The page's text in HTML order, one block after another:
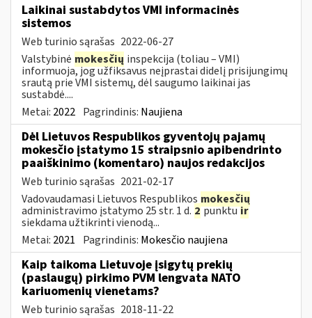
Laikinai sustabdytos VMI informacinės
sistemos
Web turinio sąrašas 2022-06-27
Valstybinė mokesčių inspekcija (toliau – VMI)
informuoja, jog užfiksavus neįprastai didelį prisijungimų
srautą prie VMI sistemų, dėl saugumo laikinai jas
sustabdė....
Metai: 2022 Pagrindinis: Naujiena
Dėl Lietuvos Respublikos gyventojų pajamų
mokesčio įstatymo 15 straipsnio apibendrinto
paaiškinimo (komentaro) naujos redakcijos
Web turinio sąrašas 2021-02-17
Vadovaudamasi Lietuvos Respublikos mokesčių
administravimo įstatymo 25 str. 1 d. 2punktuir
siekdama užtikrinti vienodą...
Metai: 2021 Pagrindinis: Mokesčio naujiena
Kaip taikoma Lietuvoje įsigytų prekių
(paslaugų) pirkimo PVM lengvata NATO
kariuomenių vienetams?
Web turinio sąrašas 2018-11-22